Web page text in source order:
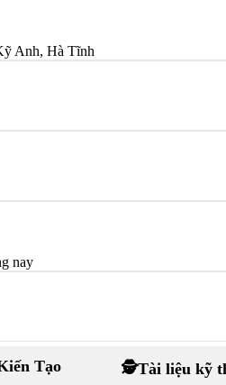
Anh, Hà Tĩnh
nay
Tạo 🕵Tài liệu kỹ